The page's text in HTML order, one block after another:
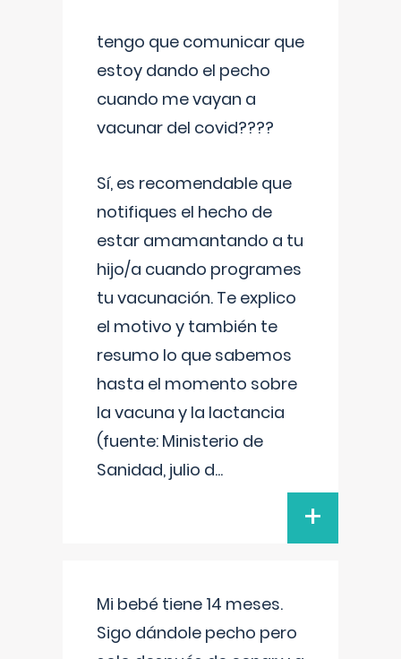
tengo que comunicar que
estoy dando el pecho
cuando me vayan a
vacunar del covid????
Sí, es recomendable que
notifiques el hecho de
estar amamantando a tu
hijo/a cuando programes
tu vacunación. Te explico
el motivo y también te
resumo lo que sabemos
hasta el momento sobre
la vacuna y la lactancia
(fuente: Ministerio de
Sanidad, julio d...
+
Mi bebé tiene 14 meses.
Sigo dándole pecho pero